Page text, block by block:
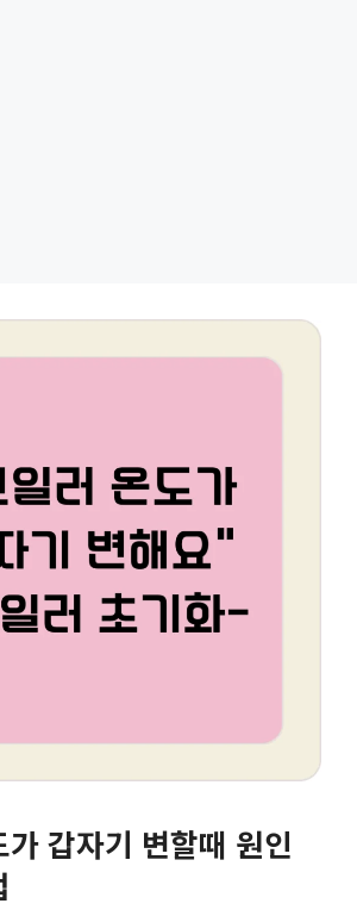
갑자기 변할때 원인